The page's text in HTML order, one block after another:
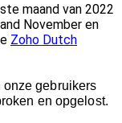
maand van 2022
November en
Zoho Dutch
onze gebruikers
en opgelost.